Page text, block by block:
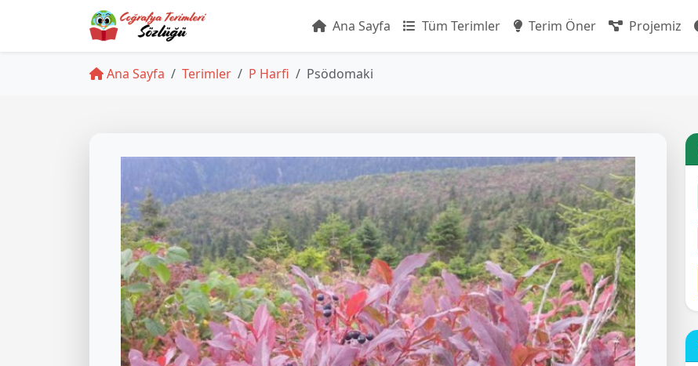
Ana Sayfa Tüm Terimler Terim Öner Projemiz
Ana Sayfa Terimler P Harfi Psödomaki